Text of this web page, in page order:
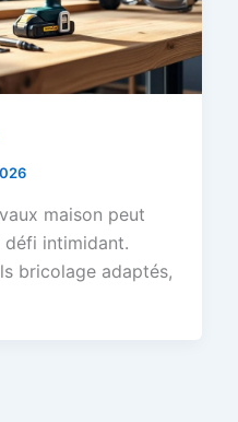
maison peut
défi intimidant.
bricolage adaptés,